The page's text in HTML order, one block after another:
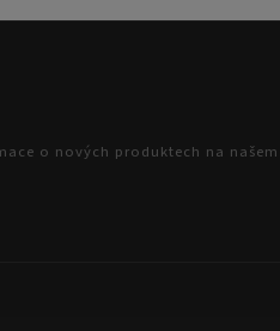
o nových produktech na našem